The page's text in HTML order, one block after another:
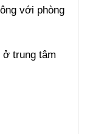
với phòng
ở trung tâm